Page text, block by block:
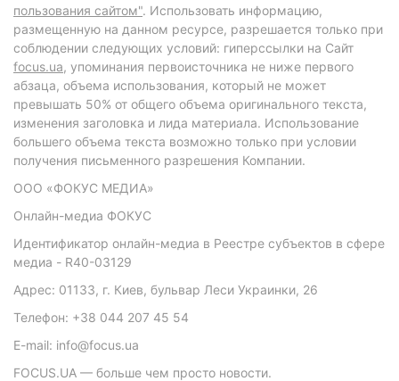
пользования сайтом". Использовать информацию,
размещенную на данном ресурсе, разрешается только при
соблюдении следующих условий: гиперссылки на Сайт
focus.ua, упоминания первоисточника не ниже первого
абзаца, объема использования, который не может
превышать 50% от общего объема оригинального текста,
изменения заголовка и лида материала. Использование
большего объема текста возможно только при условии
получения письменного разрешения Компании.
ООО «ФОКУС МЕДИА»
Онлайн-медиа ФОКУС
Идентификатор онлайн-медиа в Реестре субъектов в сфере
медиа - R40-03129
Адрес: 01133, г. Киев, бульвар Леси Украинки, 26
Телефон: +38 044 207 45 54
E-mail: info@focus.ua
FOCUS.UA — больше чем просто новости.